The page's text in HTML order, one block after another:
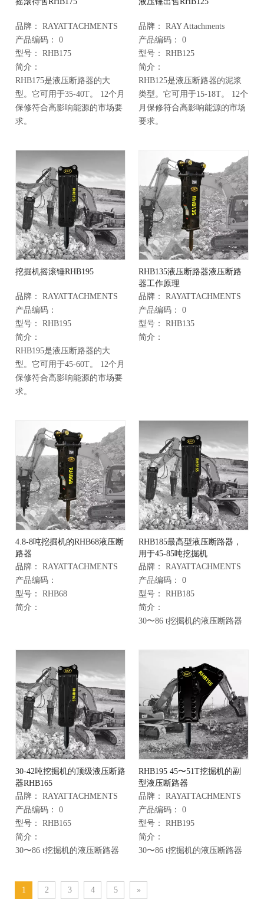
品牌：
RAYATTACHMENTS
产品编码：
0
型号：
RHB175
简介：
RHB175是液压断路器的大
型。它可用于35-40T。 12个月
保修符合高影响能源的市场要
求。
品牌：
RAY Attachments
产品编码：
0
型号：
RHB125
简介：
RHB125是液压断路器的泥浆
类型。它可用于15-18T。 12个
月保修符合高影响能源的市场
要求。
挖掘机摇滚锤RHB195
品牌：
RAYATTACHMENTS
产品编码：
型号：
RHB195
简介：
RHB195是液压断路器的大
型。它可用于45-60T。 12个月
保修符合高影响能源的市场要
求。
RHB135液压断路器液压断路
器工作原理
品牌：
RAYATTACHMENTS
产品编码：
0
型号：
RHB135
简介：
4.8-8吨挖掘机的RHB68液压断
路器
品牌：
RAYATTACHMENTS
产品编码：
型号：
RHB68
简介：
RHB185最高型液压断路器，
用于45-85吨挖掘机
品牌：
RAYATTACHMENTS
产品编码：
0
型号：
RHB185
简介：
30〜86 t挖掘机的液压断路器
30-42吨挖掘机的顶级液压断路
器RHB165
品牌：
RAYATTACHMENTS
产品编码：
0
型号：
RHB165
简介：
30〜86 t挖掘机的液压断路器
RHB195 45〜51T挖掘机的副
型液压断路器
品牌：
RAYATTACHMENTS
产品编码：
0
型号：
RHB195
简介：
30〜86 t挖掘机的液压断路器
1 2 3 4 5 »